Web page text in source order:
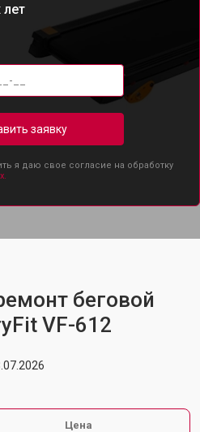
лет
заявку
я даю свое согласие на обработку
беговой
VF-612
Цена